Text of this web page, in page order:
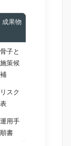
成果物
骨子と
施策候
補
リスク
表
運用手
順書